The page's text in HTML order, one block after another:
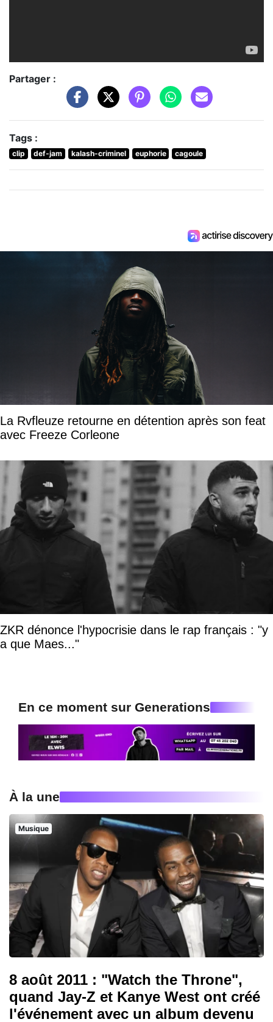
Partager :
Tags :
clip def-jam kalash-criminel euphorie cagoule
La Rvfleuze retourne en détention après son feat
avec Freeze Corleone
ZKR dénonce l'hypocrisie dans le rap français : "y
a que Maes..."
En ce moment sur Generations
À la une
Musique
8 août 2011 : "Watch the Throne",
quand Jay-Z et Kanye West ont créé
l'événement avec un album devenu